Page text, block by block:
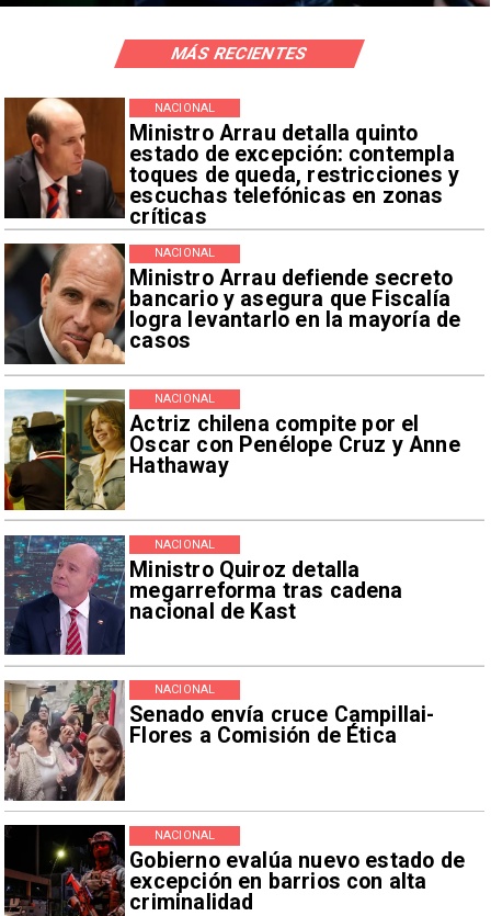
Ministro Arrau detalla quinto
estado de excepción: contempla
toques de queda, restricciones y
escuchas telefónicas en zonas
críticas
NACIONAL
Ministro Arrau defiende secreto
bancario y asegura que Fiscalía
logra levantarlo en la mayoría de
casos
NACIONAL
Actriz chilena compite por el
Oscar con Penélope Cruz y Anne
Hathaway
NACIONAL
Ministro Quiroz detalla
megarreforma tras cadena
nacional de Kast
NACIONAL
Senado envía cruce Campillai-
Flores a Comisión de Ética
NACIONAL
Gobierno evalúa nuevo estado de
excepción en barrios con alta
criminalidad
NACIONAL
MÁS RECIENTES